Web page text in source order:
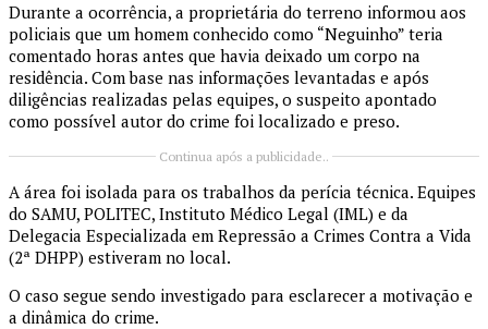
Durante a ocorrência, a proprietária do terreno informou aos
policiais que um homem conhecido como “Neguinho” teria
comentado horas antes que havia deixado um corpo na
residência. Com base nas informações levantadas e após
diligências realizadas pelas equipes, o suspeito apontado
como possível autor do crime foi localizado e preso.
Continua após a publicidade..
A área foi isolada para os trabalhos da perícia técnica. Equipes
do SAMU, POLITEC, Instituto Médico Legal (IML) e da
Delegacia Especializada em Repressão a Crimes Contra a Vida
(2ª DHPP) estiveram no local.
O caso segue sendo investigado para esclarecer a motivação e
a dinâmica do crime.